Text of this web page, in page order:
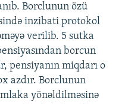
Borclunun özü
inzibati protokol
verilib. 5 sutka
borcun
pensiyanın miqdarı o
azdır. Borclunun
yönəldilməsinə